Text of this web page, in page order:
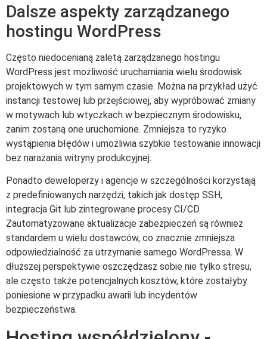
Dalsze aspekty zarządzanego
hostingu WordPress
Często niedocenianą zaletą zarządzanego hostingu
WordPress jest możliwość uruchamiania wielu środowisk
projektowych w tym samym czasie. Można na przykład użyć
instancji testowej lub przejściowej, aby wypróbować zmiany
w motywach lub wtyczkach w bezpiecznym środowisku,
zanim zostaną one uruchomione. Zmniejsza to ryzyko
wystąpienia błędów i umożliwia szybkie testowanie innowacji
bez narażania witryny produkcyjnej.
Ponadto deweloperzy i agencje w szczególności korzystają
z predefiniowanych narzędzi, takich jak dostęp SSH,
integracja Git lub zintegrowane procesy CI/CD.
Zautomatyzowane aktualizacje zabezpieczeń są również
standardem u wielu dostawców, co znacznie zmniejsza
odpowiedzialność za utrzymanie samego WordPressa. W
dłuższej perspektywie oszczędzasz sobie nie tylko stresu,
ale często także potencjalnych kosztów, które zostałyby
poniesione w przypadku awarii lub incydentów
bezpieczeństwa.